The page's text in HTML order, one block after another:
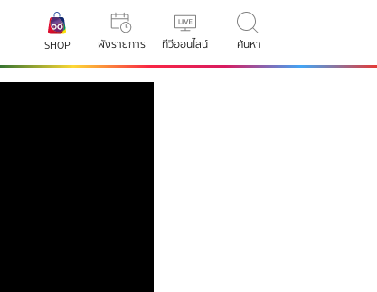
SHOP ผังรายการ ทีวีออนไลน์ ค้นหา